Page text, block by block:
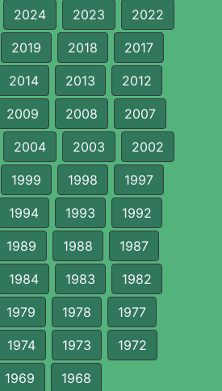
2024 2023 2022
2019 2018 2017
2014 2013 2012
2009 2008 2007
2004 2003 2002
1999 1998 1997
1994 1993 1992
1989 1988 1987
1984 1983 1982
1979 1978 1977
1974 1973 1972
1969 1968